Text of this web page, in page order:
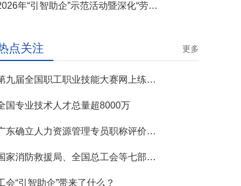
2026年“引智助企”示范活动暨深化“劳模工匠进万企”专项行动启动
点关注 更多
第九届全国职工职业技能大赛网上练兵正式启动
国专业技术人才总量超8000万
广东确立人力资源管理专员职称评价标准
国家消防救援局、全国总工会等七部门联合部署 开展全民消防安全素质提升行动
会“引智助企”带来了什么？